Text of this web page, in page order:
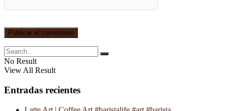
No Result
View All Result
Entradas recientes